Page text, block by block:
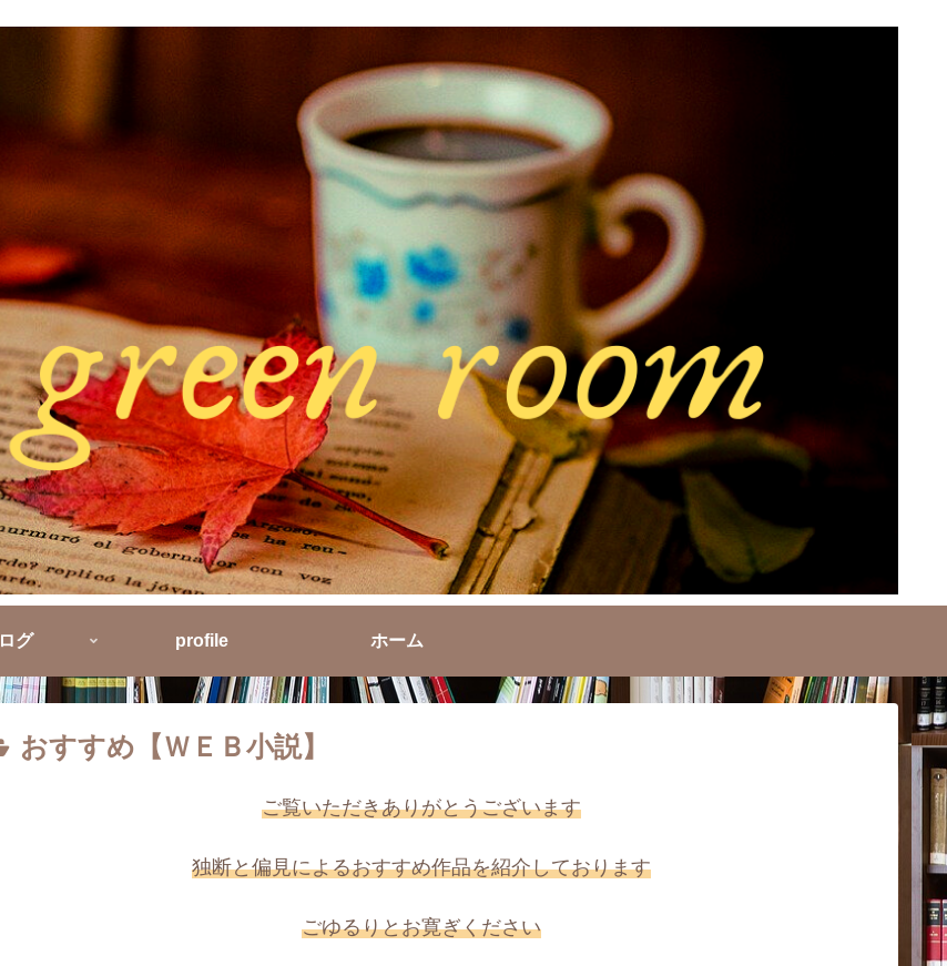
グ profile ホーム
おすすめ【ＷＥＢ小説】
ご覧いただきありがとうございます
独断と偏見によるおすすめ作品を紹介しております
ごゆるりとお寛ぎください